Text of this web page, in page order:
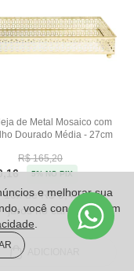
de Metal Mosaico com
Dourado Média - 27cm
R$ 165,20
5% NO PIX
10x de R$ 9,49 sem
juros no cartão
e melhorar sua
você concorda com